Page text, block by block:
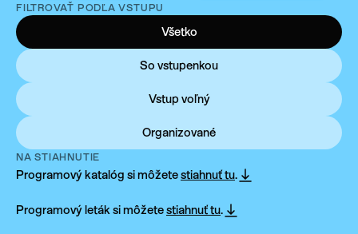
FILTROVAŤ PODĽA VSTUPU
Všetko
So vstupenkou
Vstup voľný
Organizované
NA STIAHNUTIE
Programový katalóg si môžetestiahnuť tu.
Programový leták si môžetestiahnuť tu.